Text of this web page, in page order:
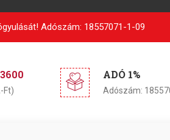
Adószám: 18557071-1-09
Ft)
ADÓ 1%
Adószám: